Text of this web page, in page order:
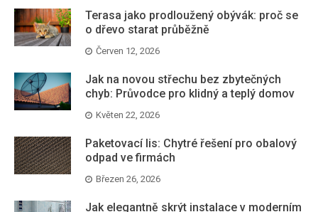
Terasa jako prodloužený obývák: proč se
o dřevo starat průběžně
Červen 12, 2026
Jak na novou střechu bez zbytečných
chyb: Průvodce pro klidný a teplý domov
Květen 22, 2026
Paketovací lis: Chytré řešení pro obalový
odpad ve firmách
Březen 26, 2026
Jak elegantně skrýt instalace v moderním